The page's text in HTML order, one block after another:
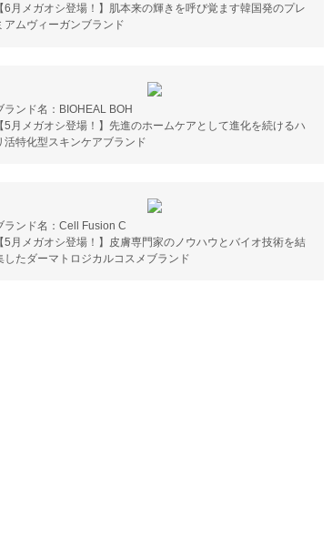
【6月メガオシ登場！】肌本来の輝きを呼び覚ます韓国発のプレ
アムヴィーガンブランド
ランド名：BIOHEAL BOH
【5月メガオシ登場！】先進のホームケアとして進化を続けるハ
活特化型スキンケアブランド
ランド名：Cell Fusion C
【5月メガオシ登場！】皮膚専門家のノウハウとバイオ技術を結
したダーマトロジカルコスメブランド